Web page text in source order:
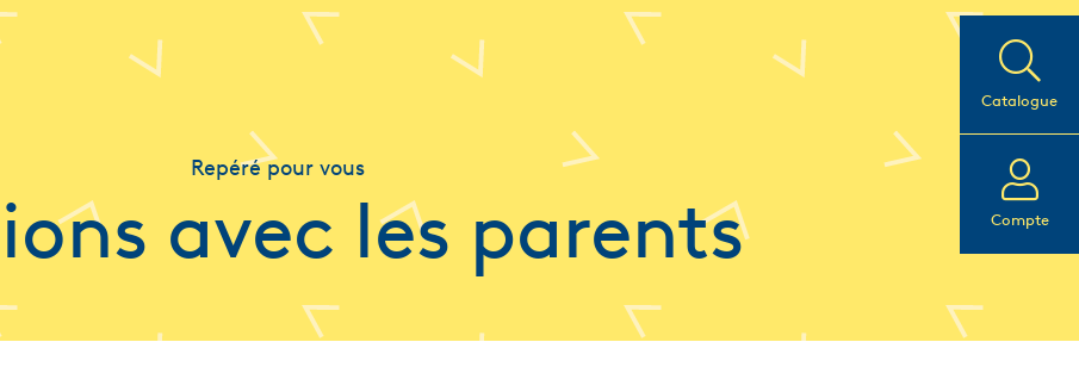
Catalogue
Compte
Repéré pour vous
avec les parents